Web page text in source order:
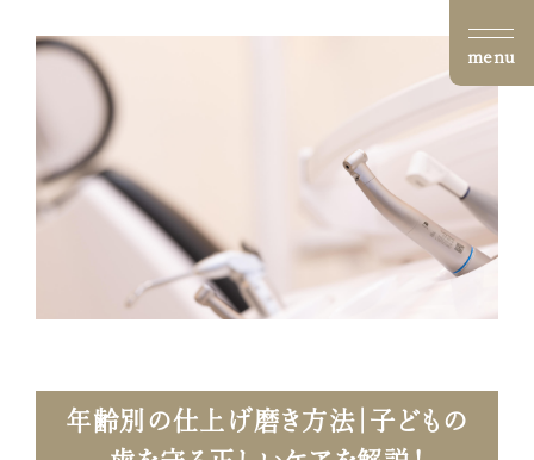
menu
年齢別の仕上げ磨き方法｜子どもの